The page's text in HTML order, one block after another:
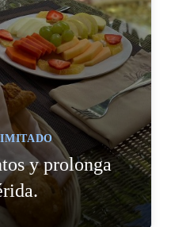
y prolonga